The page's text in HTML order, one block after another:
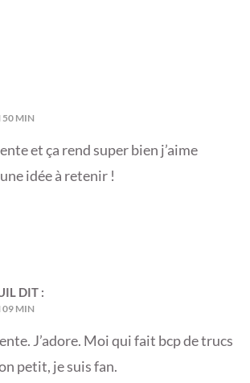
50 MIN
et ça rend super bien j’aime
idée à retenir !
DIT :
09 MIN
J’adore. Moi qui fait bcp de trucs
petit, je suis fan.